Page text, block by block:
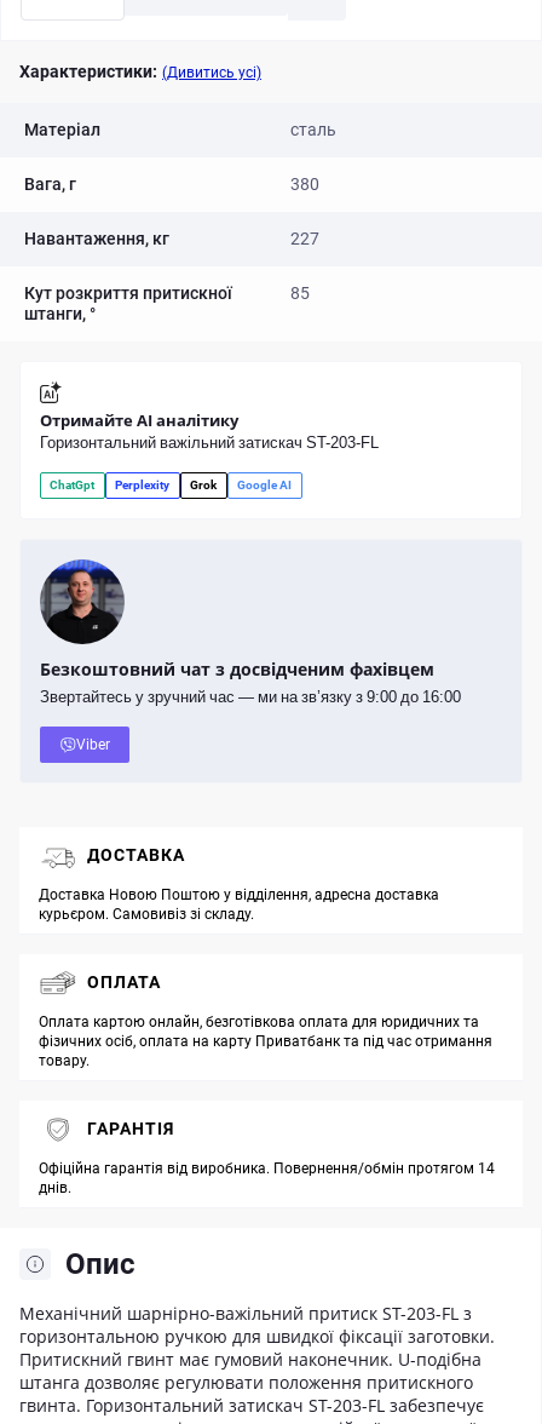
Характеристики: (Дивитись усі)
Матеріал сталь
Вага, г 380
Навантаження, кг 227
Кут розкриття притискної
штанги, °
85
Отримайте AI аналітику
Горизонтальний важільний затискач ST-203-FL
ChatGpt Perplexity Grok Google AI
Безкоштовний чат з досвідченим фахівцем
Звертайтесь у зручний час — ми на зв’язку з 9:00 до 16:00
Viber
Опис
Механічний шарнірно-важільний притиск ST-203-FL з
горизонтальною ручкою для швидкої фіксації заготовки.
Притискний гвинт має гумовий наконечник. U-подібна
штанга дозволяє регулювати положення притискного
гвинта. Горизонтальний затискач ST-203-FL забезпечує
ДОСТАВКА
Доставка Новою Поштою у відділення, адресна доставка
курьєром. Самовивіз зі складу.
ОПЛАТА
Оплата картою онлайн, безготівкова оплата для юридичних та
фізичних осіб, оплата на карту Приватбанк та під час отримання
товару.
ГАРАНТІЯ
Офіційна гарантія від виробника. Повернення/обмін протягом 14
днів.